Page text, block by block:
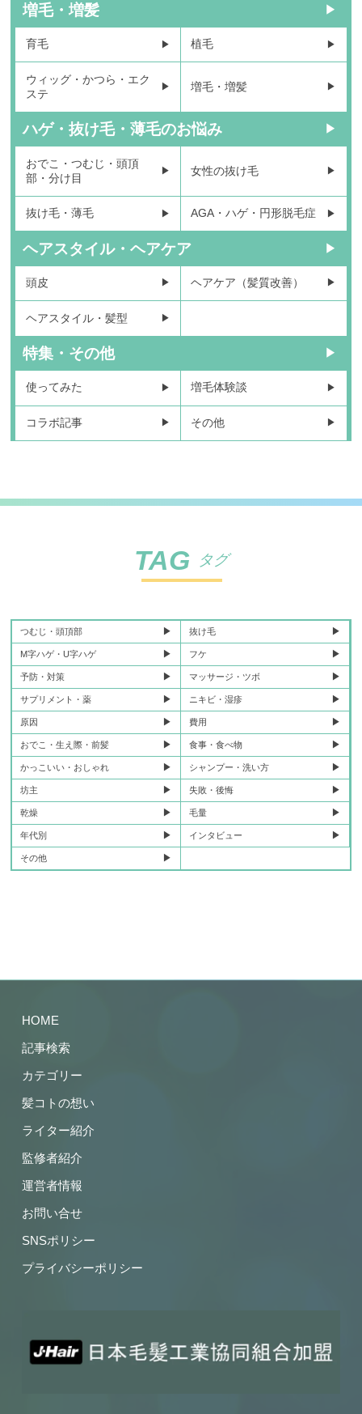
増毛・増髪
育毛 植毛
ウィッグ・かつら・エク
ステ
増毛・増髪
ハゲ・抜け毛・薄毛のお悩み
おでこ・つむじ・頭頂
部・分け目
女性の抜け毛
抜け毛・薄毛 AGA・ハゲ・円形脱毛症
ヘアスタイル・ヘアケア
頭皮 ヘアケア（髪質改善）
ヘアスタイル・髪型
特集・その他
使ってみた 増毛体験談
コラボ記事 その他
TAG タグ
つむじ・頭頂部 抜け毛
M字ハゲ・U字ハゲ フケ
予防・対策 マッサージ・ツボ
サプリメント・薬 ニキビ・湿疹
原因 費用
おでこ・生え際・前髪 食事・食べ物
かっこいい・おしゃれ シャンプー・洗い方
坊主 失敗・後悔
乾燥 毛量
年代別 インタビュー
その他
HOME
記事検索
カテゴリー
髪コトの想い
ライター紹介
監修者紹介
運営者情報
お問い合せ
SNSポリシー
プライバシーポリシー